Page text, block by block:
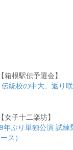
根駅伝予選会】
統校の中大、返り
子十二楽坊】
年ぶり単独公演 試
ス）